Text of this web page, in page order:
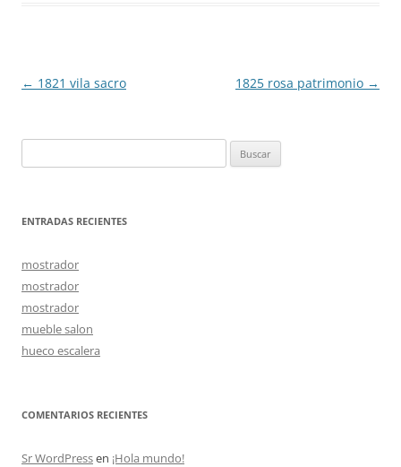
Navegación
← 1821 vila sacro 1825 rosa patrimonio →
ENTRADAS RECIENTES
mostrador
mostrador
mostrador
mueble salon
hueco escalera
COMENTARIOS RECIENTES
Sr WordPressen ¡Hola mundo!